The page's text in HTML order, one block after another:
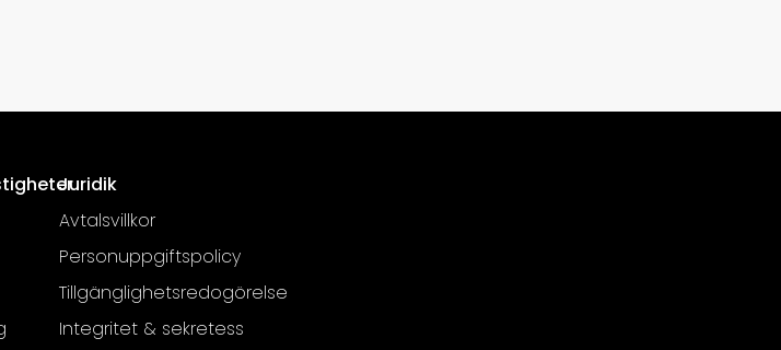
Juridik
Avtalsvillkor
Personuppgiftspolicy
Tillgänglighetsredogörelse
Integritet & sekretess